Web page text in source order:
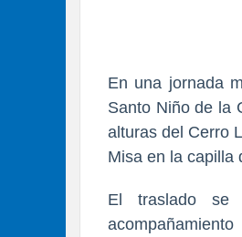
En una jornada
Santo Niño de la
alturas del Cerro
Misa en la capilla
El traslado se